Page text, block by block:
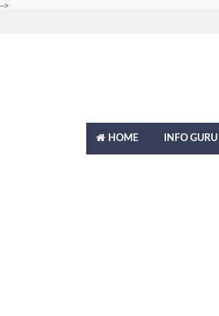
-->
HOME INFO GURU